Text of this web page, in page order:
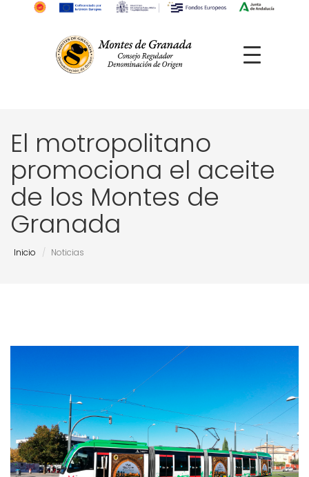
El motropolitano
promociona el aceite
de los Montes de
Granada
Inicio Noticias